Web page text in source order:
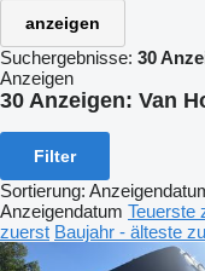
anzeigen
Suchergebnisse: 30
Anzeigen
30 Anzeigen: Van
Filter
Sortierung:
Anzeigendatum Teuerste
zuerst Baujahr - älteste